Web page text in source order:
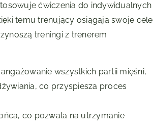
ćwiczenia do indywidualnych
temu trenujący osiągają swoje cele
treningi z trenerem
wszystkich partii mięśni,
co przyspiesza proces
co pozwala na utrzymanie